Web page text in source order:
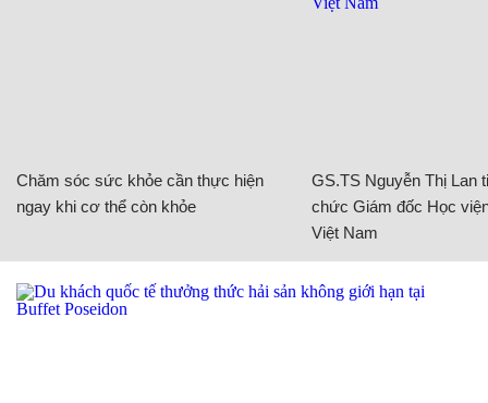
Chăm sóc sức khỏe cần thực hiện
ngay khi cơ thể còn khỏe
GS.TS Nguyễn Thị Lan
chức Giám đốc Học
Việt Nam